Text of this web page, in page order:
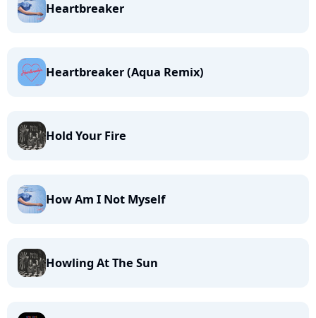
Heartbreaker
Heartbreaker (Aqua Remix)
Hold Your Fire
How Am I Not Myself
Howling At The Sun